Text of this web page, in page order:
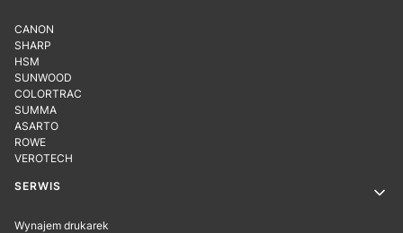
CANON
SHARP
HSM
SUNWOOD
COLORTRAC
SUMMA
ASARTO
ROWE
VEROTECH
SERWIS
Wynajem drukarek